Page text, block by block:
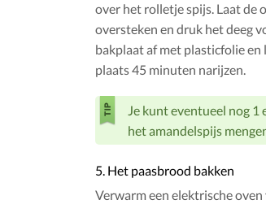
over het rolletje spijs. Laat de
oversteken en druk het deeg
bakplaat af met plasticfolie en
plaats 45 minuten narijzen.
Je kunt eventueel nog
het amandelspijs
5. Het paasbrood bakken
Verwarm een elektrische